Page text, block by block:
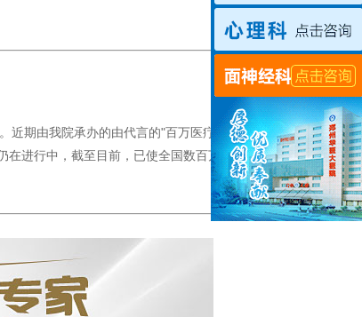
近期由我院承办的由代言的"百万医疗援助慈善基
进行中，截至目前，已使全国数百万女性受